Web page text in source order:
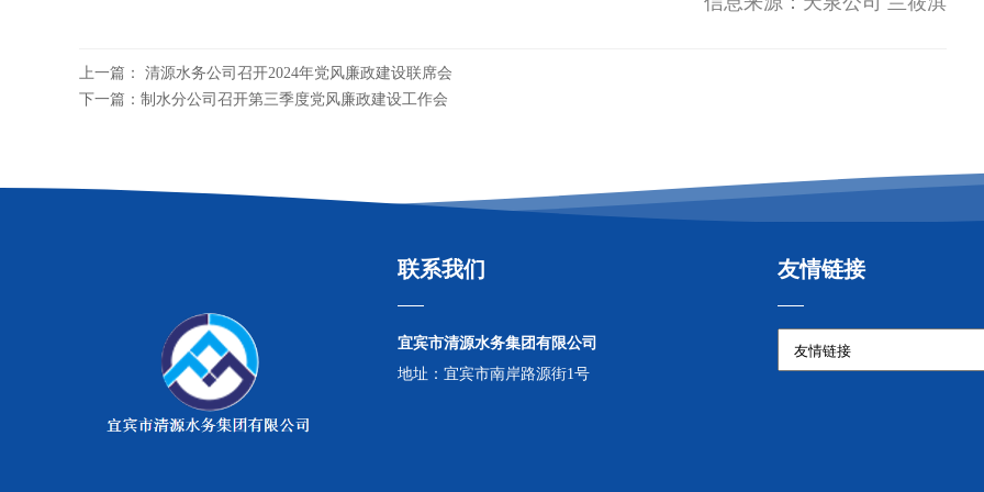
上一篇： 清源水务公司召开2024年党风廉政建设联席会
下一篇：制水分公司召开第三季度党风廉政建设工作会
联系我们
宜宾市清源水务集团有限公司
地址：宜宾市南岸路源街1号
友情链接